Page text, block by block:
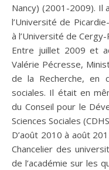
Nancy) (2001-2009). Il
l’Université de
à l’Université de
Entre juillet 2009 et
Valérie Pécresse,
de la Recherche, en
sociales. Il était en
du Conseil pour le
Sciences Sociales
D’août 2010 à août
Chancelier des
de l’académie sur les